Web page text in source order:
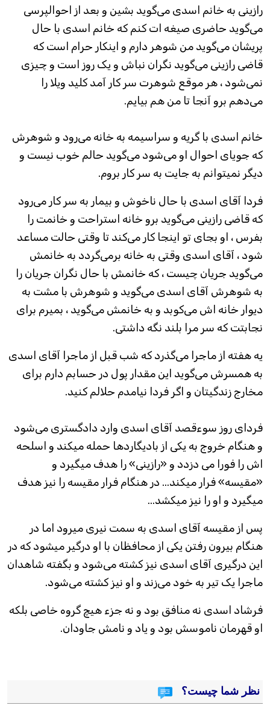
رازینی به خانم اسدی می‌گوید بشین و بعد از احوالپرسی
می‌گوید حاضری صیغه ات کنم که خانم اسدی با حال
پریشان می‌گوید من شوهر دارم و اینکار حرام است که
قاضی رازینی می‌گوید نگران نباش و یک روز است و چیزی
نمی‌شود ، هر موقع شوهرت سر کار آمد کلید ویلا را
می‌دهم برو آنجا تا من هم بیایم.
خانم اسدی با گریه و سراسیمه به خانه می‌رود و شوهرش
که جویای احوال او می‌شود می‌گوید حالم خوب نیست و
دیگر نمیتوانم به جایت به سر کار بروم.
فردا آقای اسدی با حال ناخوش و بیمار به سر کار می‌رود
که قاضی رازینی می‌گوید برو خانه استراحت و خانمت را
بفرس ، او بجای تو اینجا کار می‌کند تا وقتی حالت مساعد
شود ، آقای اسدی وقتی به خانه برمی‌گردد به خانمش
می‌گوید جریان چیست ، که خانمش با حال نگران جریان را
به شوهرش آقای اسدی می‌گوید و شوهرش با مشت به
دیوار خانه اش می‌کوبد و به خانمش می‌گوید ، بمیرم برای
نجابتت که سر مرا بلند نگه داشتی.
یه هفته از ماجرا می‌گذرد که شب قبل از ماجرا آقای اسدی
به همسرش می‌گوید این مقدار پول در حسابم دارم برای
مخارج زندگیتان و اگر فردا نیامدم حلالم کنید.
فردای روز سوءقصد آقای اسدی وارد دادگستری می‌شود
و هنگام خروج به یکی از بادیگاردها حمله میکند و اسلحه
اش را فورا می دزدد و «رازینی» را هدف میگیرد و
«مقیسه» فرار میکند... در هنگام فرار مقیسه را نیز هدف
میگیرد و او را نیز میکشد...
پس از مقیسه آقای اسدی به سمت نیری میرود اما در
هنگام بیرون رفتن یکی از محافظان با او درگیر میشود که در
این درگیری آقای اسدی نیز کشته می‌شود و بگفته شاهدان
ماجرا یک تیر به خود می‌زند و او نیز کشته می‌شود.
فرشاد اسدی نه منافق بود و نه جزء هیچ گروه خاصی بلکه
او قهرمان‌‌ ناموسش بود و یاد و نامش جاودان.
نظر شما چیست؟